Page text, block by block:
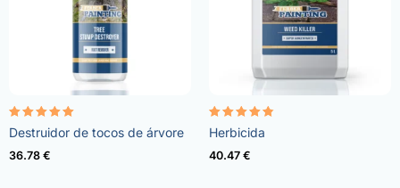
Avaliação
5.00
de 5
Destruidor de tocos de árvore
36.78 €
Avaliação
4.73
de 5
Herbicida
40.47 €